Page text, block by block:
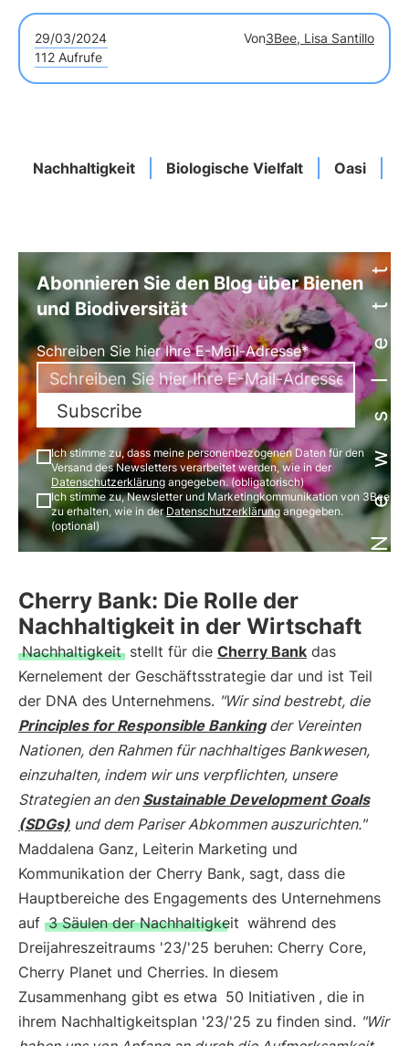
29/03/2024 Von3Bee, Lisa Santillo
112 Aufrufe
Nachhaltigkeit Biologische Vielfalt OasiNewsletter
Abonnieren Sie den Blog über Bienen
und Biodiversität
Schreiben Sie hier Ihre E-Mail-Adresse*
Subscribe
Ich stimme zu, dass meine personenbezogenen Daten für den
Versand des Newsletters verarbeitet werden, wie in der
Datenschutzerklärung angegeben. (obligatorisch)
Ich stimme zu, Newsletter und Marketingkommunikation von 3Bee
zu erhalten, wie in derDatenschutzerklärungangegeben.
(optional)
Cherry Bank: Die Rolle der
Nachhaltigkeit in der Wirtschaft
Nachhaltigkeit stellt für die Cherry Bank das
Kernelement der Geschäftsstrategie dar und ist Teil
der DNA des Unternehmens. "Wir sind bestrebt, die
Principles for Responsible Bankingder Vereinten
Nationen, den Rahmen für nachhaltiges Bankwesen,
einzuhalten, indem wir uns verpflichten, unsere
Strategien an den Sustainable Development Goals
(SDGs) und dem Pariser Abkommen auszurichten."
Maddalena Ganz, Leiterin Marketing und
Kommunikation der Cherry Bank, sagt, dass die
Hauptbereiche des Engagements des Unternehmens
auf 3 Säulen der Nachhaltigkeit während des
Dreijahreszeitraums '23/'25 beruhen: Cherry Core,
Cherry Planet und Cherries. In diesem
Zusammenhang gibt es etwa 50 Initiativen , die in
ihrem Nachhaltigkeitsplan '23/'25 zu finden sind. "Wir